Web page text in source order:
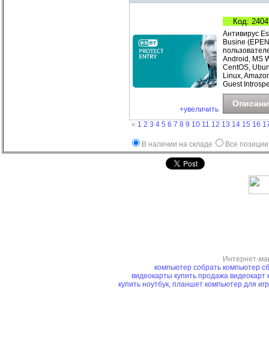
+увеличить
Код:
Антивирус
Busine
Android, MS
CentOS,
Linux,
Guest
« 1 2 3 4 5 6 7 8 9 10 11 12 13 14 15 16
В наличии на складе Все позиции
Интернет-
компьютер собрать компьютер
видеокарты купить продажа видеокарт
купить ноутбук, планшет компьютер для